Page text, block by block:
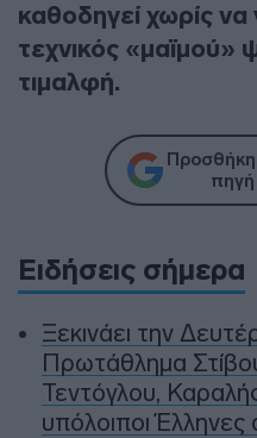
καθοδηγεί χωρίς να
τεχνικός «μαϊμού»
τιμαλφή.
Προσθήκη
Ειδήσεις σήμερα
Ξεκινάει την
Πρωτάθλημα
Τεντόγλου,
υπόλοιποι Έλληνες